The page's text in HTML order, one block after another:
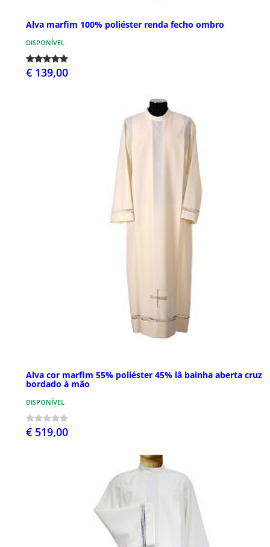
Alva marfim 100% poliéster renda fecho ombro
DISPONÍVEL
€ 139,00
Alva cor marfim 55% poliéster 45% lã bainha aberta cruz
bordado à mão
DISPONÍVEL
€ 519,00